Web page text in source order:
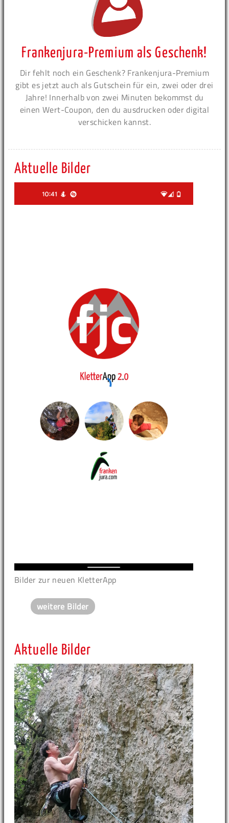
Frankenjura-Premium als Geschenk!
Dir fehlt noch ein Geschenk? Frankenjura-Premium
gibt es jetzt auch als Gutschein für ein, zwei oder drei
Jahre! Innerhalb von zwei Minuten bekommst du
einen Wert-Coupon, den du ausdrucken oder digital
verschicken kannst.
Aktuelle Bilder
Bilder zur neuen KletterApp
weitere Bilder
Aktuelle Bilder